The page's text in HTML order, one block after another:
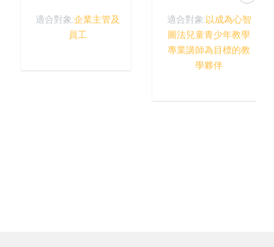
力
適合對象:企業主管及
員工
適合對象:以成為心智
圖法兒童青少年教學
專業講師為目標的教
學夥伴